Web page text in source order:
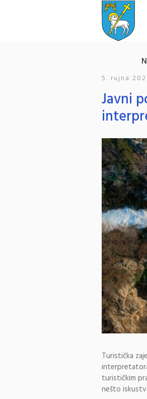
5. rujna
Javni
Turistička
turističkim
nešto